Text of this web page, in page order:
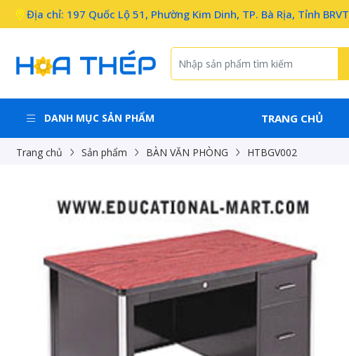
Địa chỉ: 197 Quốc Lộ 51, Phường Kim Dinh, TP. Bà Rịa, Tỉnh BRVT
DANH MỤC SẢN PHẨM TRANG CHỦ
Trang chủ Sản phẩm BÀN VĂN PHÒNG HTBGV002